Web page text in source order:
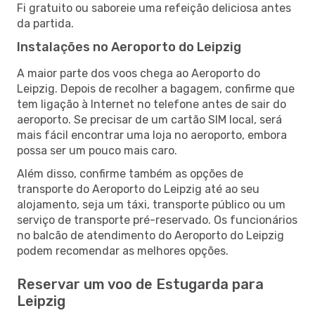
Fi gratuito ou saboreie uma refeição deliciosa antes
da partida.
Instalações no Aeroporto do Leipzig
A maior parte dos voos chega ao Aeroporto do
Leipzig. Depois de recolher a bagagem, confirme que
tem ligação à Internet no telefone antes de sair do
aeroporto. Se precisar de um cartão SIM local, será
mais fácil encontrar uma loja no aeroporto, embora
possa ser um pouco mais caro.
Além disso, confirme também as opções de
transporte do Aeroporto do Leipzig até ao seu
alojamento, seja um táxi, transporte público ou um
serviço de transporte pré-reservado. Os funcionários
no balcão de atendimento do Aeroporto do Leipzig
podem recomendar as melhores opções.
Reservar um voo de Estugarda para
Leipzig